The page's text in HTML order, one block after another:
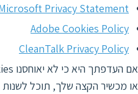
Privacy Statement
Adobe Cookies Policy
CleanTalk Privacy Policy
או מכשיר הקצה שלך, תוכל